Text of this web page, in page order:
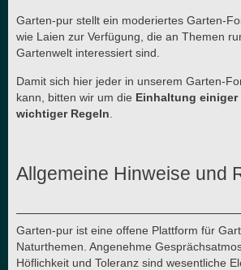
Garten-pur stellt ein moderiertes Garten-
wie Laien zur Verfügung, die an Themen
Gartenwelt interessiert sind.
Damit sich hier jeder in unserem Garten-
kann, bitten wir um die Einhaltung einiger
wichtiger Regeln
Allgemeine Hinweise und
Garten-pur ist eine offene Plattform für
Naturthemen. Angenehme
Höflichkeit und Toleranz sind wesentliche